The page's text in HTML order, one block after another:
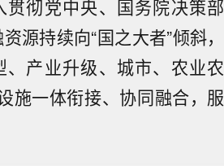
彻党中央、国务院决策部
源持续向“国之大者”倾斜，
产业升级、城市、农业农
施一体衔接、协同融合，服